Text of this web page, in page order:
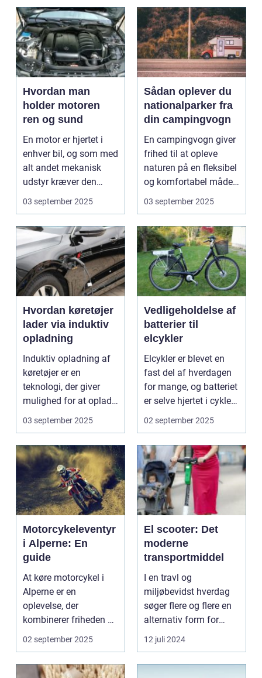
Hvordan man
holder motoren
ren og sund
En motor er hjertet i
enhver bil, og som med
alt andet mekanisk
udstyr kræver den
omsorg for a...
03 september 2025
Sådan oplever du
nationalparker fra
din campingvogn
En campingvogn giver
frihed til at opleve
naturen på en fleksibel
og komfortabel måde.
N...
03 september 2025
Hvordan køretøjer
lader via induktiv
opladning
Induktiv opladning af
køretøjer er en
teknologi, der giver
mulighed for at oplade
uden...
03 september 2025
Vedligeholdelse af
batterier til
elcykler
Elcykler er blevet en
fast del af hverdagen
for mange, og batteriet
er selve hjertet i cyklen.
Et go...
02 september 2025
Motorcykeleventyr
i Alperne: En
guide
At køre motorcykel i
Alperne er en
oplevelse, der
kombinerer friheden på
to hjul med no...
02 september 2025
El scooter: Det
moderne
transportmiddel
I en travl og
miljøbevidst hverdag
søger flere og flere en
alternativ form for
transport. El scooter...
12 juli 2024